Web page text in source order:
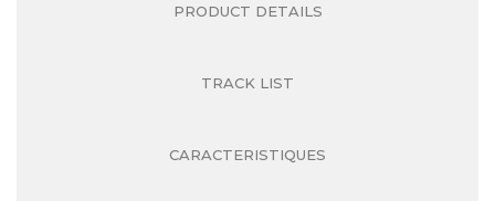
PRODUCT DETAILS
TRACK LIST
CARACTERISTIQUES